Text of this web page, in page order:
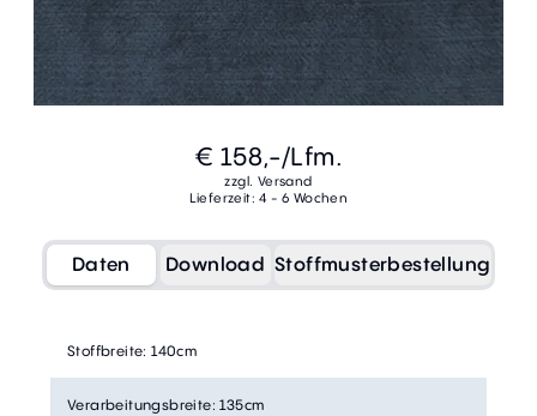
€ 158,-/Lfm.
zzgl. Versand
Lieferzeit: 4 - 6 Wochen
Daten Download Stoffmusterbestellung
Stoffbreite: 140cm
Verarbeitungsbreite: 135cm